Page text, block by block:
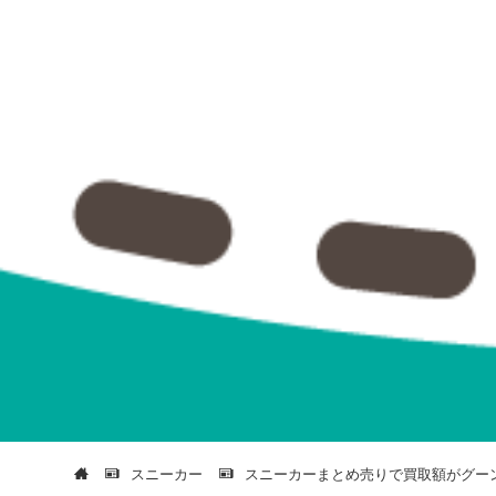
スニーカー スニーカーまとめ売りで買取額がグー